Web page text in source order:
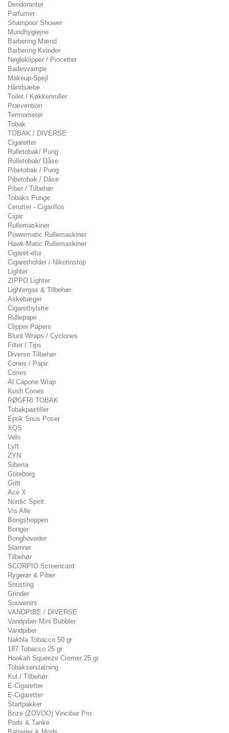
Deodoranter
Parfumer
Shampoo/ Shower
Mundhygiejne
Barbering Mænd
Barbering Kvinder
Negleklipper / Pincetter
Badesvampe
Makeup-Spejl
Håndsæbe
Toilet / Køkkenruller
Prævention
Termometer
Tobak
TOBAK / DIVERSE
Cigaretter
Rulletobak/ Pung
Rulletobak/ Dåse
Pibetobak / Pung
Pibetobak / Dåse
Piber / Tilbehør
Tobaks Punge
Cerutter - Cigarillos
Cigar
Rullemaskiner
Powermatic Rullemaskiner
Hawk-Matic Rullemaskiner
Cigaret-etui
Cigaretholder / Nikotinstop
Lighter
ZIPPO Lighter
Lightergas & Tilbehør
Askebæger
Cigarethylstre
Rullepapir
Clipper Papers
Blunt Wraps / Cyclones
Filter / Tips
Diverse Tilbehør
Cones / Papir
Cones
Al Capone Wrap
Kush Cones
RØGFRI TOBAK
Tobakpastiller
Epok Snus Poser
XQS
Velo
Lyft
ZYN
Siberia
Göteborg
Gritt
Ace X
Nordic Spirit
Vis Alle
Bongshoppen
Bonger
Bonghoveder
Slamrør
Tilbehør
SCORPIO Screencard
Rygerør & Piber
Snusting
Grinder
Souvenirs
VANDPIBE / DIVERSE
Vandpiber Mini Bubbler
Vandpiber
Nakhla Tobacco 50 gr
187 Tobacco 25 gr
Hookah Squeeze Cremer 25 gr
Tobakserstatning
Kul / Tilbehør
E-Cigaretter
E-Cigaretter
Startpakker
Brize (ZOVOO) Vincibar Pro
Pods & Tanke